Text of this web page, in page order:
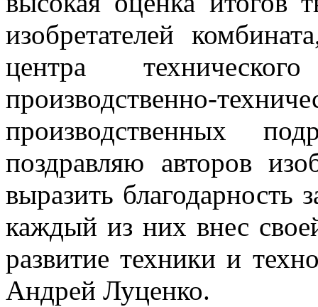
изобретателей
центра
производственно-
производственных
поздравляю авторов
выразить благодарность
каждый из них внес
развитие техники и
Андрей Луценко.